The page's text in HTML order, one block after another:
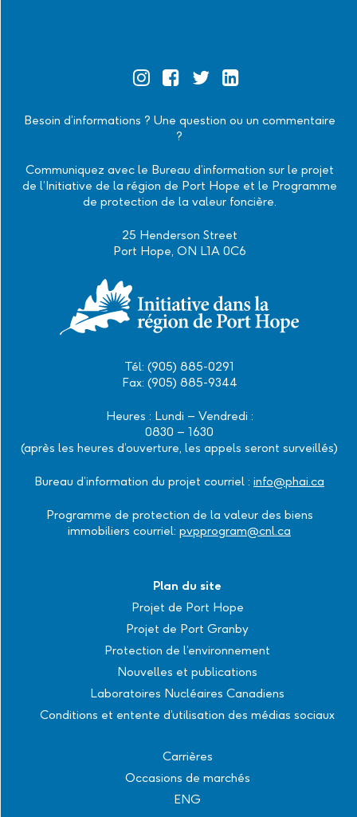
Besoin d’informations ? Une question ou un commentaire
?
Communiquez avec le Bureau d’information sur le projet
de l’Initiative de la région de Port Hope et le Programme
de protection de la valeur foncière.
25 Henderson Street
Port Hope, ON L1A 0C6
Tél: (905) 885-0291
Fax: (905) 885-9344
Heures : Lundi – Vendredi :
0830 – 1630
(après les heures d’ouverture, les appels seront surveillés)
Bureau d’information du projet courriel : info@phai.ca
Programme de protection de la valeur des biens
immobiliers courriel: pvpprogram@cnl.ca
Plan du site
Projet de Port Hope
Projet de Port Granby
Protection de l’environnement
Nouvelles et publications
Laboratoires Nucléaires Canadiens
Conditions et entente d’utilisation des médias sociaux
Carrières
Occasions de marchés
ENG